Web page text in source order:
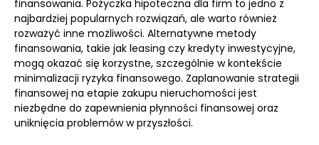
finansowania. Pożyczka hipoteczna dla firm to jedno z
najbardziej popularnych rozwiązań, ale warto również
rozważyć inne możliwości. Alternatywne metody
finansowania, takie jak leasing czy kredyty inwestycyjne,
mogą okazać się korzystne, szczególnie w kontekście
minimalizacji ryzyka finansowego. Zaplanowanie strategii
finansowej na etapie zakupu nieruchomości jest
niezbędne do zapewnienia płynności finansowej oraz
uniknięcia problemów w przyszłości.